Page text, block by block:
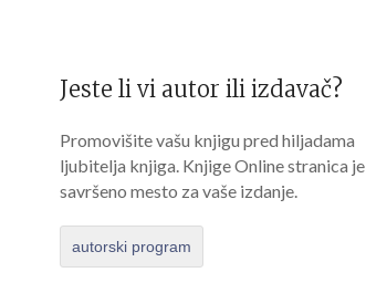
Jeste li vi autor ili izdavač?
Promovišite vašu knjigu pred hiljadama
ljubitelja knjiga. Knjige Online stranica je
savršeno mesto za vaše izdanje.
autorski program